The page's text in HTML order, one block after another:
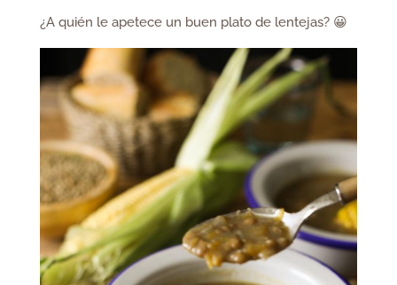
¿A quién le apetece un buen plato de lentejas? 😀